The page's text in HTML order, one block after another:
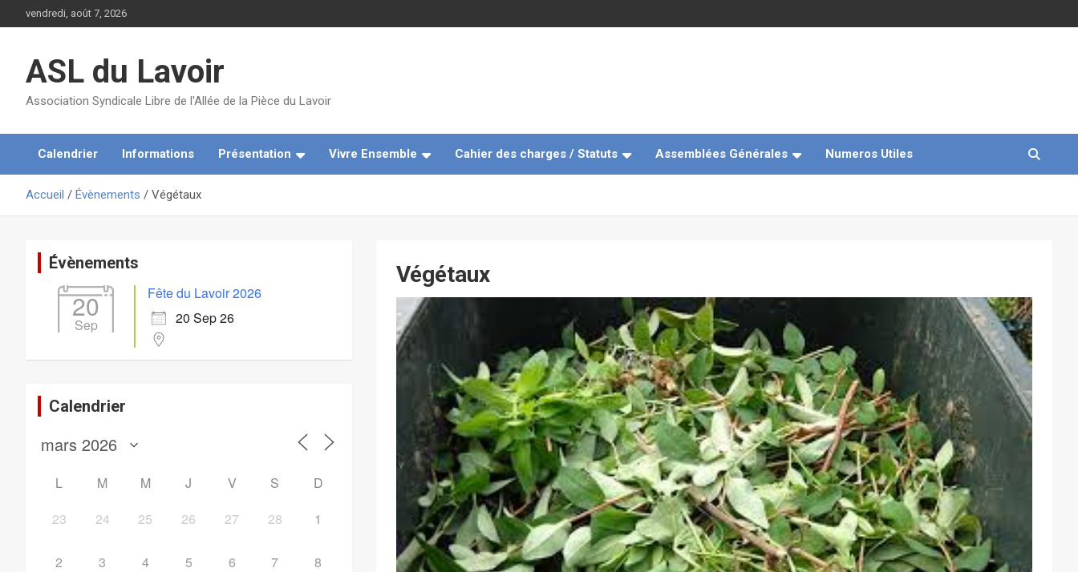
au
vendredi, août 7, 2026
ASL du Lavoir
Association Syndicale Libre de l'Allée de la Pièce du Lavoir
Calendrier Informations Présentation Vivre Ensemble Cahier des charges / Statuts Assemblées Générales Numeros Utiles
Accueil Évènements Végétaux
Végétaux
Évènements
20
Sep
Fête du Lavoir 2026
20 Sep 26
Calendrier
L M M J V S
D
23
24 25 26 27 28 1
2 3 4 5 6 7 8